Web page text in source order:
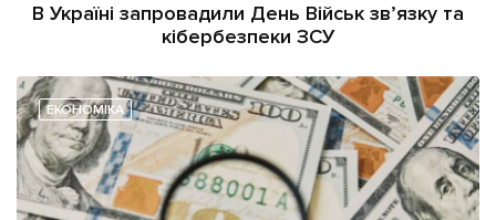
В Україні запровадили День Військ зв’язку та
кібербезпеки ЗСУ
ЕКОНОМІКА